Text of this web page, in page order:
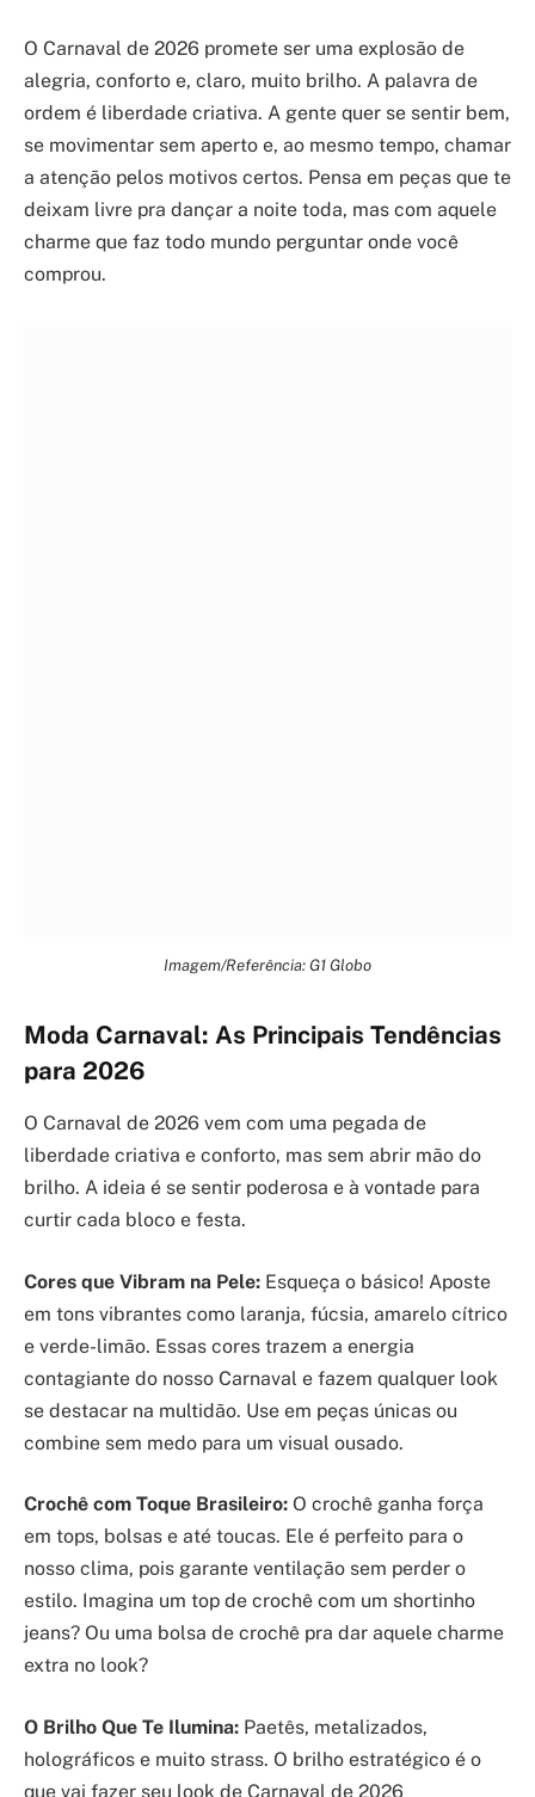
O Carnaval de 2026 promete ser uma explosão de
alegria, conforto e, claro, muito brilho. A palavra de
ordem é liberdade criativa. A gente quer se sentir bem,
se movimentar sem aperto e, ao mesmo tempo, chamar
a atenção pelos motivos certos. Pensa em peças que te
deixam livre pra dançar a noite toda, mas com aquele
charme que faz todo mundo perguntar onde você
comprou.
Imagem/Referência: G1 Globo
Moda Carnaval: As Principais Tendências
para 2026
O Carnaval de 2026 vem com uma pegada de
liberdade criativa e conforto, mas sem abrir mão do
brilho. A ideia é se sentir poderosa e à vontade para
curtir cada bloco e festa.
Cores que Vibram na Pele: Esqueça o básico! Aposte
em tons vibrantes como laranja, fúcsia, amarelo cítrico
e verde-limão. Essas cores trazem a energia
contagiante do nosso Carnaval e fazem qualquer look
se destacar na multidão. Use em peças únicas ou
combine sem medo para um visual ousado.
Crochê com Toque Brasileiro: O crochê ganha força
em tops, bolsas e até toucas. Ele é perfeito para o
nosso clima, pois garante ventilação sem perder o
estilo. Imagina um top de crochê com um shortinho
jeans? Ou uma bolsa de crochê pra dar aquele charme
extra no look?
O Brilho Que Te Ilumina: Paetês, metalizados,
holográficos e muito strass. O brilho estratégico é o
que vai fazer seu look de Carnaval de 2026